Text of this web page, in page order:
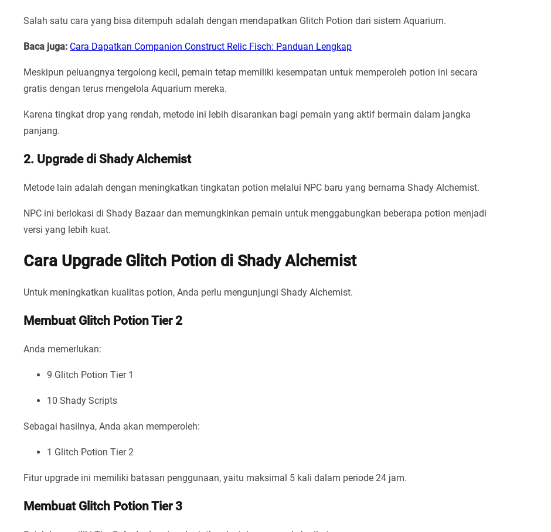
Salah satu cara yang bisa ditempuh adalah dengan mendapatkan Glitch Potion dari sistem Aquarium.
Baca juga: Cara Dapatkan Companion Construct Relic Fisch: Panduan Lengkap
Meskipun peluangnya tergolong kecil, pemain tetap memiliki kesempatan untuk memperoleh potion ini secara
gratis dengan terus mengelola Aquarium mereka.
Karena tingkat drop yang rendah, metode ini lebih disarankan bagi pemain yang aktif bermain dalam jangka
panjang.
2. Upgrade di Shady Alchemist
Metode lain adalah dengan meningkatkan tingkatan potion melalui NPC baru yang bernama Shady Alchemist.
NPC ini berlokasi di Shady Bazaar dan memungkinkan pemain untuk menggabungkan beberapa potion menjadi
versi yang lebih kuat.
Cara Upgrade Glitch Potion di Shady Alchemist
Untuk meningkatkan kualitas potion, Anda perlu mengunjungi Shady Alchemist.
Membuat Glitch Potion Tier 2
Anda memerlukan:
9 Glitch Potion Tier 1
10 Shady Scripts
Sebagai hasilnya, Anda akan memperoleh:
1 Glitch Potion Tier 2
Fitur upgrade ini memiliki batasan penggunaan, yaitu maksimal 5 kali dalam periode 24 jam.
Membuat Glitch Potion Tier 3